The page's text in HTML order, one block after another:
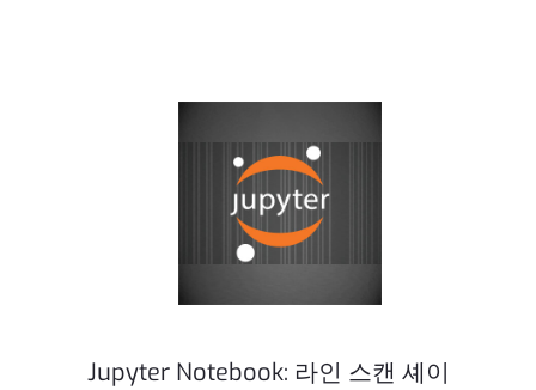
Jupyter Notebook: 라인 스캔 셰이